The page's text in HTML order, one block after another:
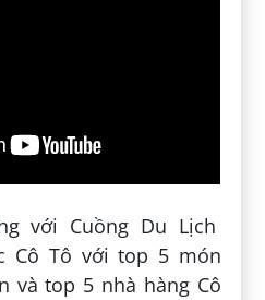
với Cuồng Du Lịch
Cô Tô với top 5 món
và top 5 nhà hàng Cô